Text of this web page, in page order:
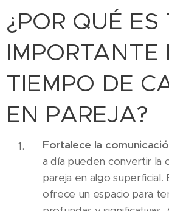
¿POR QUÉ ES
IMPORTANTE
TIEMPO DE
EN PAREJA?
Fortalece la
a día pueden convertir la
pareja en algo superficial.
ofrece un espacio para